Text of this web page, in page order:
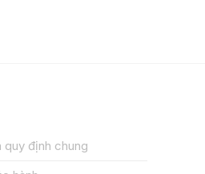
quy định chung